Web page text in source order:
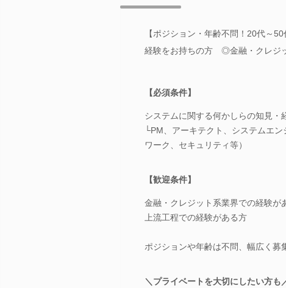
【ポジション・年齢不問！20代～
経験をお持ちの方 ◎金融・クレジ
【必須条件】
システムに関する何かしらの知見・
└PM、アーキテクト、システムエ
ワーク、セキュリティ等）
【歓迎条件】
金融・クレジット系業界での経験が
上流工程での経験がある方
ポジションや年齢は不問、幅広く募
＼プライベートを大切にしたい方も